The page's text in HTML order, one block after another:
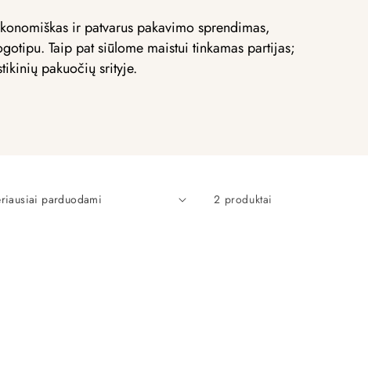
ir patvarus pakavimo sprendimas,
Taip pat siūlome maistui tinkamas partijas;
pakuočių srityje.
2 produktai